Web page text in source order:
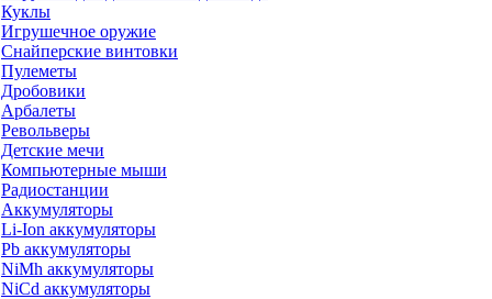
Куклы
Игрушечное оружие
Снайперские винтовки
Пулеметы
Дробовики
Арбалеты
Револьверы
Детские мечи
Компьютерные мыши
Радиостанции
Аккумуляторы
Li-Ion аккумуляторы
Pb аккумуляторы
NiMh аккумуляторы
NiCd аккумуляторы